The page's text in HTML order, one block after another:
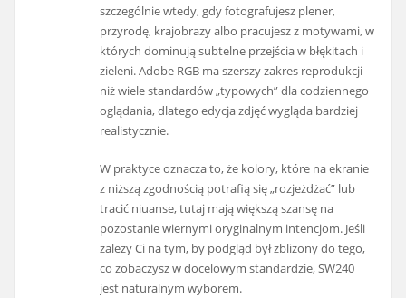
szczególnie wtedy, gdy fotografujesz plener,
przyrodę, krajobrazy albo pracujesz z motywami, w
których dominują subtelne przejścia w błękitach i
zieleni. Adobe RGB ma szerszy zakres reprodukcji
niż wiele standardów „typowych” dla codziennego
oglądania, dlatego edycja zdjęć wygląda bardziej
realistycznie.
W praktyce oznacza to, że kolory, które na ekranie
z niższą zgodnością potrafią się „rozjeżdżać” lub
tracić niuanse, tutaj mają większą szansę na
pozostanie wiernymi oryginalnym intencjom. Jeśli
zależy Ci na tym, by podgląd był zbliżony do tego,
co zobaczysz w docelowym standardzie, SW240
jest naturalnym wyborem.